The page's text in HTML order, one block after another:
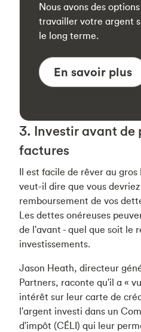
Nous avons des
travailler votre argent
le long terme.
En savoir plus
3. Investir avant de
factures
Il est facile de rêver au
veut-il dire que vous
remboursement de vos
Les dettes onéreuses
de l'avant - quel que soit le
investissements.
Jason Heath, directeur
Partners, raconte qu'il a «
intérêt sur leur carte de
l'argent investi dans un
d'impôt (CÉLI) qui leur